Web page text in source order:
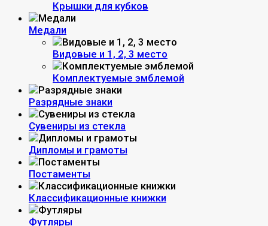
Крышки для кубков
Медали
Видовые и 1, 2, 3 место
Комплектуемые эмблемой
Разрядные знаки
Сувениры из стекла
Дипломы и грамоты
Постаменты
Классификационные книжки
Футляры